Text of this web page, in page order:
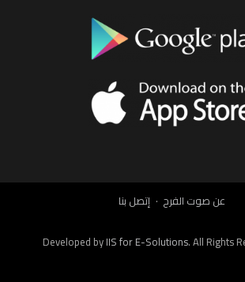
عن صوت الفرح إتصل بنا
IIS for E-Solutions. All Rights